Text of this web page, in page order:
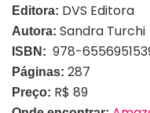
Editora: DVS Editora
Autora: Sandra Turchi
ISBN: 978-
Páginas: 287
Preço: R$ 89